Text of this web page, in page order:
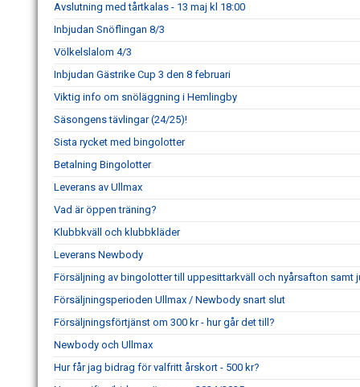
Avslutning med tårtkalas - 13 maj kl 18:00
Inbjudan Snöflingan 8/3
Völkelslalom 4/3
Inbjudan Gästrike Cup 3 den 8 februari
Viktig info om snöläggning i Hemlingby
Säsongens tävlingar (24/25)!
Sista rycket med bingolotter
Betalning Bingolotter
Leverans av Ullmax
Vad är öppen träning?
Klubbkväll och klubbkläder
Leverans Newbody
Försäljning av bingolotter till uppesittarkväll och nyårsafton samt
Försäljningsperioden Ullmax / Newbody snart slut
Försäljningsförtjänst om 300 kr - hur går det till?
Newbody och Ullmax
Hur får jag bidrag för valfritt årskort - 500 kr?